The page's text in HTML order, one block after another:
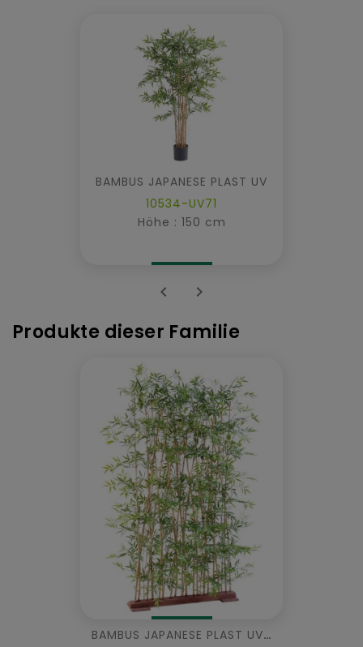
BAMBUS JAPANESE PLAST UV
10534-UV71
Höhe : 150 cm
 
Produkte dieser Familie
BAMBUS JAPANESE PLAST UV HECKE